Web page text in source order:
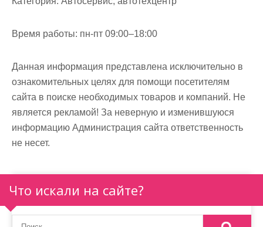
Время работы: пн-пт 09:00–18:00
Данная информация представлена исключительно в
ознакомительных целях для помощи посетителям
сайта в поиске необходимых товаров и компаний. Не
является рекламой! За неверную и изменившуюся
информацию Администрация сайта ответственность
не несет.
Что искали на сайте?